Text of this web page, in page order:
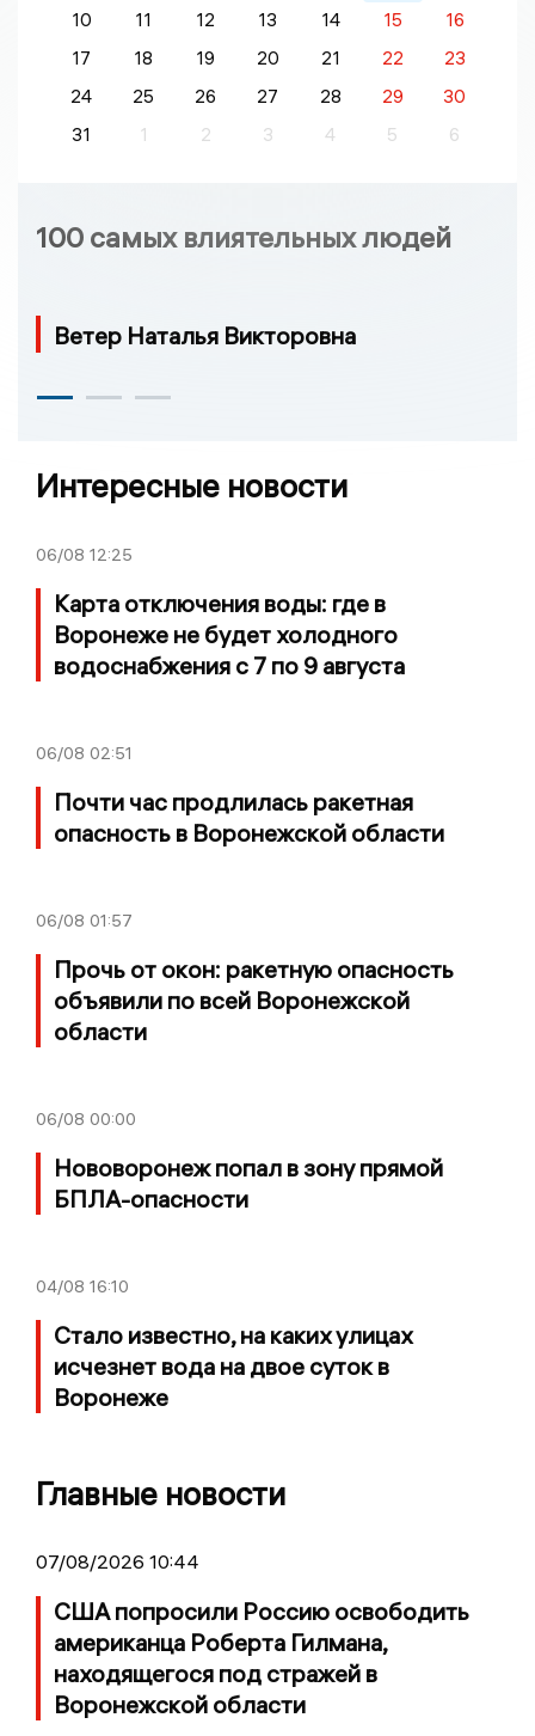
10
11 12 13 14 15
16
17
18 19 20 21 22
23
24
25 26 27 28 29
30
31
1 2 3 4 5 6
100 самых влиятельных людей
Ветер Наталья Викторовна
Интересные новости
06/08 12:25
Карта отключения воды: где в
Воронеже не будет холодного
водоснабжения с 7 по 9 августа
06/08 02:51
Почти час продлилась ракетная
опасность в Воронежской области
06/08 01:57
Прочь от окон: ракетную опасность
объявили по всей Воронежской
области
06/08 00:00
Нововоронеж попал в зону прямой
БПЛА-опасности
04/08 16:10
Стало известно, на каких улицах
исчезнет вода на двое суток в
Воронеже
Главные новости
07/08/2026 10:44
США попросили Россию освободить
американца Роберта Гилмана,
находящегося под стражей в
Воронежской области